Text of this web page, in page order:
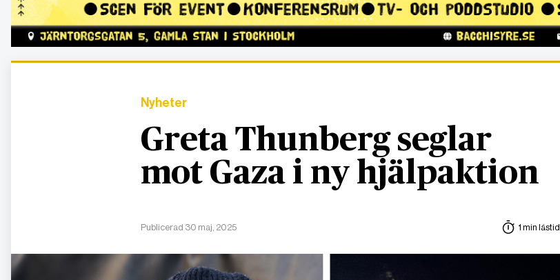
Nyheter
Greta Thunberg seglar
mot Gaza i ny hjälpaktion
Publicerad 30 maj, 2025 1 min lästid